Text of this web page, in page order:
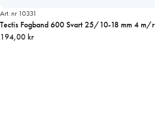
Art. nr 10331
Tectis Fogband 600 Svart 25/10-18 mm 4 m/r
194,00 kr